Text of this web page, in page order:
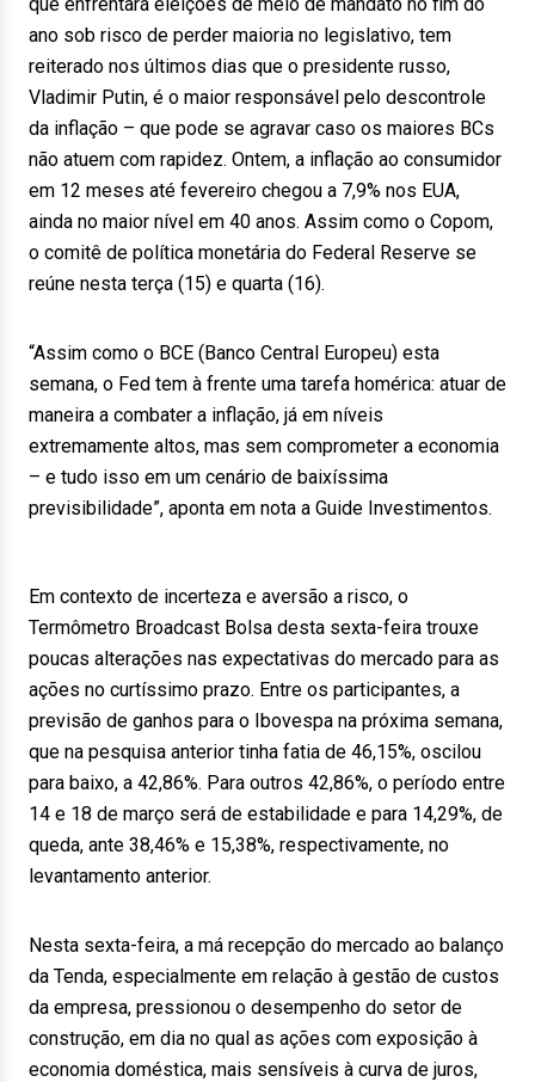
ano sob risco de perder maioria no legislativo, tem
reiterado nos últimos dias que o presidente russo,
Vladimir Putin, é o maior responsável pelo descontrole
da inflação – que pode se agravar caso os maiores BCs
não atuem com rapidez. Ontem, a inflação ao consumidor
em 12 meses até fevereiro chegou a 7,9% nos EUA,
ainda no maior nível em 40 anos. Assim como o Copom,
o comitê de política monetária do Federal Reserve se
reúne nesta terça (15) e quarta (16).
“Assim como o BCE (Banco Central Europeu) esta
semana, o Fed tem à frente uma tarefa homérica: atuar de
maneira a combater a inflação, já em níveis
extremamente altos, mas sem comprometer a economia
– e tudo isso em um cenário de baixíssima
previsibilidade”, aponta em nota a Guide Investimentos.
Em contexto de incerteza e aversão a risco, o
Termômetro Broadcast Bolsa desta sexta-feira trouxe
poucas alterações nas expectativas do mercado para as
ações no curtíssimo prazo. Entre os participantes, a
previsão de ganhos para o Ibovespa na próxima semana,
que na pesquisa anterior tinha fatia de 46,15%, oscilou
para baixo, a 42,86%. Para outros 42,86%, o período entre
14 e 18 de março será de estabilidade e para 14,29%, de
queda, ante 38,46% e 15,38%, respectivamente, no
levantamento anterior.
Nesta sexta-feira, a má recepção do mercado ao balanço
da Tenda, especialmente em relação à gestão de custos
da empresa, pressionou o desempenho do setor de
construção, em dia no qual as ações com exposição à
economia doméstica, mais sensíveis à curva de juros,